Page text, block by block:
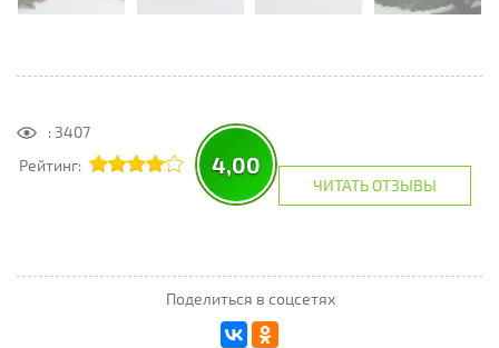
: 3407
Рейтинг:
4,00
ЧИТАТЬ ОТЗЫВЫ
Поделиться в соцсетях